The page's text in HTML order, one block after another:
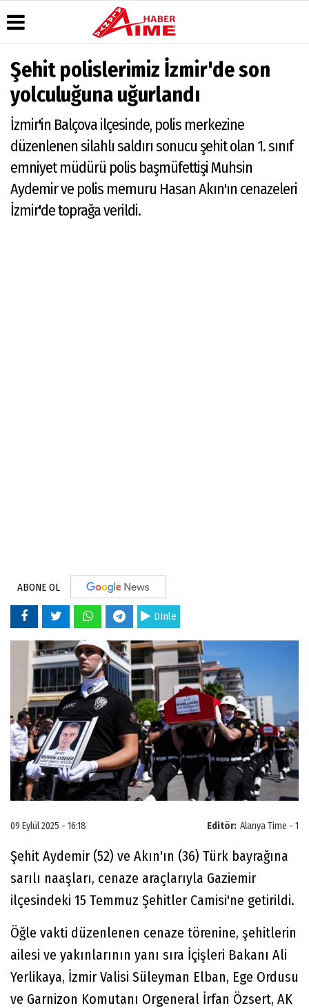
Üye Paneli
Haber
Arşivi
Arşivi
Günün
Haberleri
Durumu
Gazete
Manşetleri
Anketler
Biyografiler
Köşe
Yazarları
Video
Galeri
Foto
Galeri
Gazipaşa
& Antalya
Canlı Uçak
Seyir
Takip
Şehit polislerimiz İzmir'de son
yolculuğuna uğurlandı
İzmir'in Balçova ilçesinde, polis merkezine
düzenlenen silahlı saldırı sonucu şehit olan 1. sınıf
emniyet müdürü polis başmüfettişi Muhsin
Aydemir ve polis memuru Hasan Akın'ın cenazeleri
İzmir'de toprağa verildi.
ABONE OL
Dinle
Editör: Alanya Time - 1
09 Eylül 2025 - 16:18
Şehit Aydemir (52) ve Akın'ın (36) Türk bayrağına
sarılı naaşları, cenaze araçlarıyla Gaziemir
ilçesindeki 15 Temmuz Şehitler Camisi'ne getirildi.
Öğle vakti düzenlenen cenaze törenine, şehitlerin
ailesi ve yakınlarının yanı sıra İçişleri Bakanı Ali
Yerlikaya, İzmir Valisi Süleyman Elban, Ege Ordusu
ve Garnizon Komutanı Orgeneral İrfan Özsert, AK